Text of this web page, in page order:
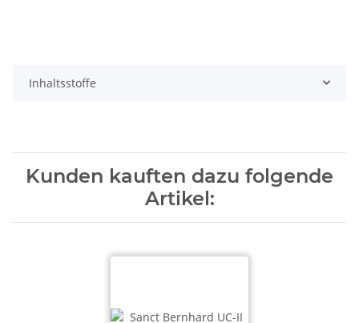
Inhaltsstoffe
Kunden kauften dazu folgende
Artikel: